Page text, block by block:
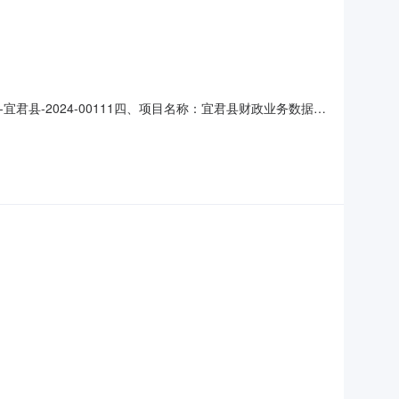
君县-2024-00111四、项目名称：宜君县财政业务数据备
称数量(单位)单价(元)总价(元